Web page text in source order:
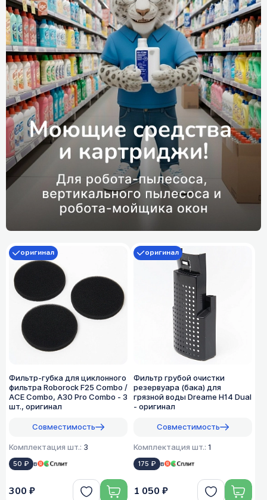
Фильтр-губка для циклонного
фильтра Roborock F25 Combo /
ACE Combo, A30 Pro Combo - 3
шт., оригинал
Совместимость
Комплектация шт.: 3
50 ₽ в
оригинал
300 ₽
Фильтр грубой очистки
резервуара (бака) для
грязной воды Dreame H14 Dual
- оригинал
Совместимость
Комплектация шт.: 1
175 ₽ в
оригинал
1 050 ₽